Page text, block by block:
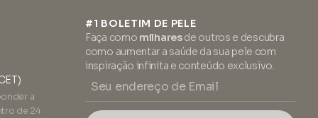
a
de 24
#1 BOLETIM DE PELE
Faça como milharesde outros e descubra
como aumentar a saúde da sua pele com
inspiração infinita e conteúdo exclusivo.